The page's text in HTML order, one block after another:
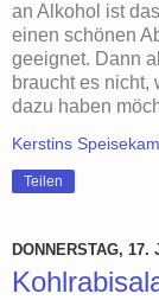
an Alkohol ist
einen schönen
geeignet. Dann
braucht es nicht,
dazu haben
Kerstins
Teilen
DONNERSTAG, 17.